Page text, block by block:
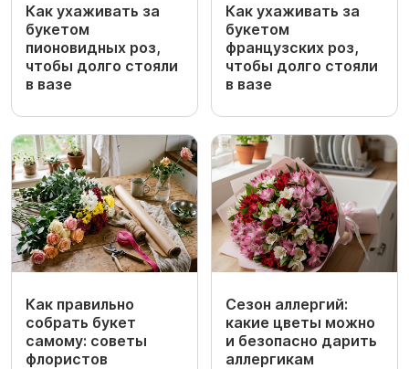
Как ухаживать за
букетом
пионовидных роз,
чтобы долго стояли
в вазе
Как ухаживать за
букетом
французских роз,
чтобы долго стояли
в вазе
Как правильно
собрать букет
самому: советы
флористов
Сезон аллергий:
какие цветы можно
и безопасно дарить
аллергикам